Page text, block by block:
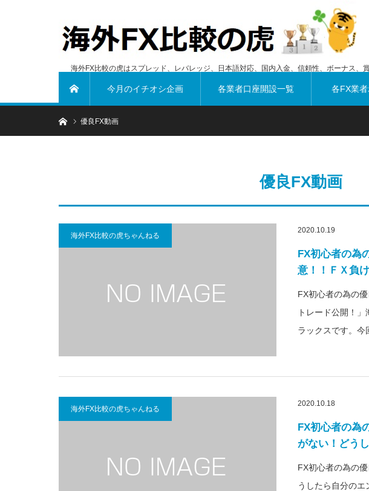
海外FX比較の虎はスプレッド、レバレッジ、日本語対応、国内入金、信頼性、ボーナス
今月のイチオシ企画 各業者口座開設一覧 各FX業
ホーム優良FX動画
優良FX動画
海外FX比較の虎ちゃんねる
2020.10.19
FX初心者の為
意！！ＦＸ負
FX初心者の為の
トレード公開！
ラックスです。今
海外FX比較の虎ちゃんねる
2020.10.18
FX初心者の為
がない！どう
FX初心者の為の
うしたら自分の